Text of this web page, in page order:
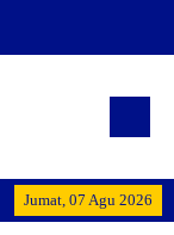
Jumat, 07 Agu 2026
Alhamdulillah